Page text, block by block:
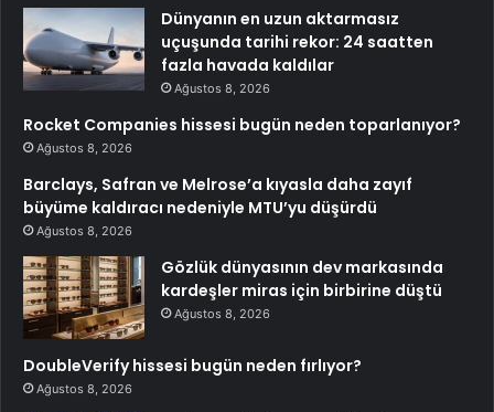
Dünyanın en uzun aktarmasız
uçuşunda tarihi rekor: 24 saatten
fazla havada kaldılar
Ağustos 8, 2026
Rocket Companies hissesi bugün neden toparlanıyor?
Ağustos 8, 2026
Barclays, Safran ve Melrose’a kıyasla daha zayıf
büyüme kaldıracı nedeniyle MTU’yu düşürdü
Ağustos 8, 2026
Gözlük dünyasının dev markasında
kardeşler miras için birbirine düştü
Ağustos 8, 2026
DoubleVerify hissesi bugün neden fırlıyor?
Ağustos 8, 2026